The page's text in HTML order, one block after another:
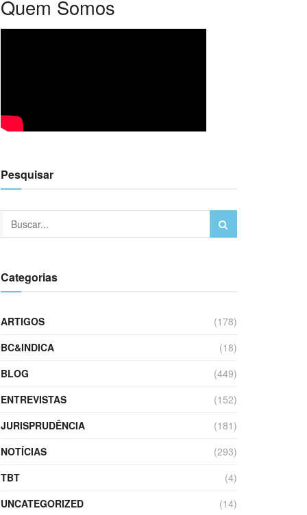
Quem Somos
Pesquisar
Categorias
ARTIGOS
(178)
BC&INDICA
(18)
BLOG
(449)
ENTREVISTAS
(152)
JURISPRUDÊNCIA
(181)
NOTÍCIAS
(293)
TBT
(4)
UNCATEGORIZED
(14)